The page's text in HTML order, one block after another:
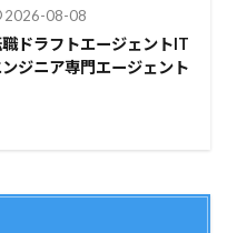
2026-08-08
ドラフトエージェントIT
ンジニア専門エージェント